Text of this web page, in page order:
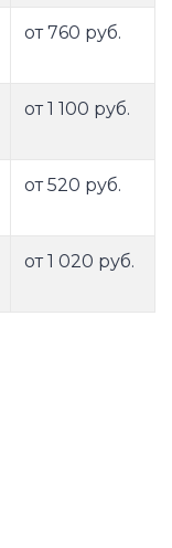
от 760 руб.
от 1 100 руб.
от 520 руб.
от 1 020 руб.